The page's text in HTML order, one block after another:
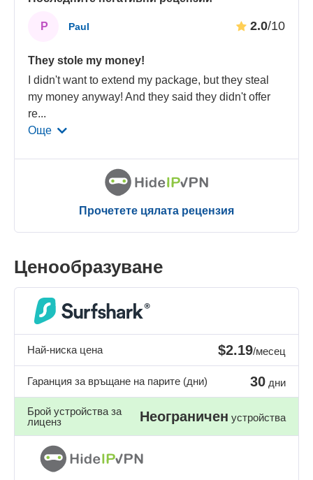
P Paul 2.0/10
They stole my money!
I didn't want to extend my package, but they steal
my money anyway! And they said they didn't offer
re...
Още
Прочетете цялата рецензия
Ценообразуване
Най-ниска цена $2.19/месец
Гаранция за връщане на парите (дни) 30 дни
Брой устройства за
лиценз
Неограничен устройства